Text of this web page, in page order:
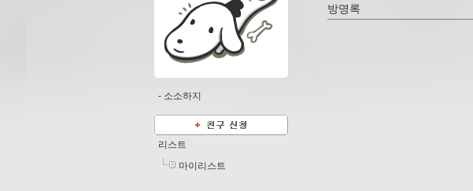
방명록
- 소소하지
리스트
마이리스트